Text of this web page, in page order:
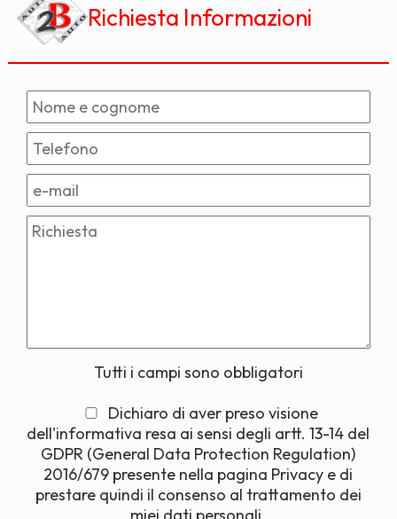
Richiesta Informazioni
Tutti i campi sono obbligatori
Dichiaro di aver preso visione
dell'informativa resa ai sensi degli artt. 13-14 del
GDPR (General Data Protection Regulation)
2016/679 presente nella pagina Privacy e di
prestare quindi il consenso al trattamento dei
miei dati personali.